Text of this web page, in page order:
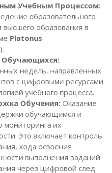
Учебным Процессом:
образовательного
высшего образования в
Platonus
).
недель, направленных
с цифровыми ресурсами
учебного процесса.
Обучения: Оказание
обучающимся и
мониторинга их
Это включает контроль
хода освоения
выполнения заданий
через цифровой след